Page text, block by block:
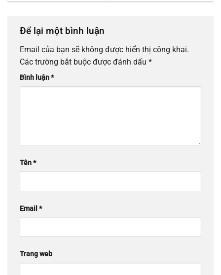
Để lại một bình luận
Email của bạn sẽ không được hiển thị công khai.
Các trường bắt buộc được đánh dấu *
Bình luận*
Tên*
Email *
Trang web